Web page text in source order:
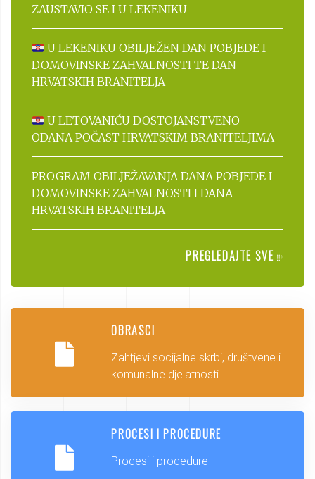
ZAUSTAVIO SE I U LEKENIKU
U LEKENIKU OBILJEŽEN DAN POBJEDE I
DOMOVINSKE ZAHVALNOSTI TE DAN
HRVATSKIH BRANITELJA
U LETOVANIĆU DOSTOJANSTVENO
ODANA POČAST HRVATSKIM BRANITELJIMA
PROGRAM OBILJEŽAVANJA DANA POBJEDE I
DOMOVINSKE ZAHVALNOSTI I DANA
HRVATSKIH BRANITELJA
PREGLEDAJTE SVE
OBRASCI
Zahtjevi socijalne skrbi, društvene i
komunalne djelatnosti
PROCESI I PROCEDURE
Procesi i procedure